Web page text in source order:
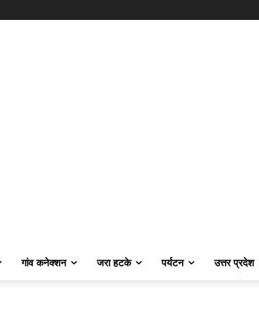
गांव कनेक्शन जरा हटके पर्यटन उत्तर प्रदेश